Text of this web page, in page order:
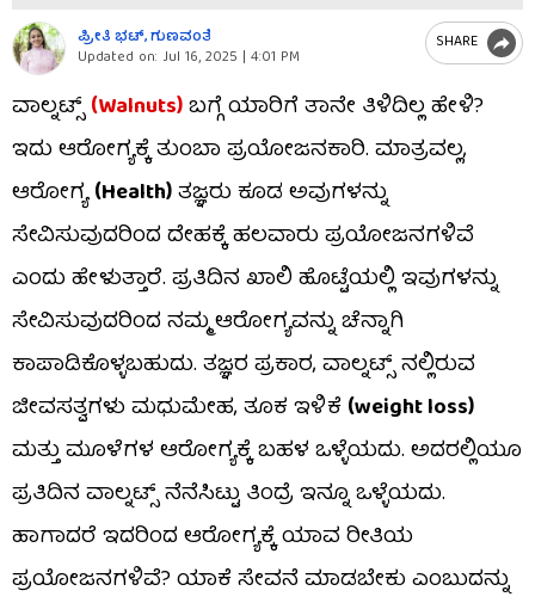
ಪ್ರೀತಿ ಭಟ್​, ಗುಣವಂತೆ
Updated on: Jul 16, 2025 | 4:01 PM
SHARE
ವಾಲ್ನಟ್ಸ್(Walnuts)ಬಗ್ಗೆ ಯಾರಿಗೆ ತಾನೇ ತಿಳಿದಿಲ್ಲ ಹೇಳಿ?
ಇದು ಆರೋಗ್ಯಕ್ಕೆ ತುಂಬಾ ಪ್ರಯೋಜನಕಾರಿ. ಮಾತ್ರವಲ್ಲ,
ಆರೋಗ್ಯ(Health)ತಜ್ಞರು ಕೂಡ ಅವುಗಳನ್ನು
ಸೇವಿಸುವುದರಿಂದ ದೇಹಕ್ಕೆ ಹಲವಾರು ಪ್ರಯೋಜನಗಳಿವೆ
ಎಂದು ಹೇಳುತ್ತಾರೆ. ಪ್ರತಿದಿನ ಖಾಲಿ ಹೊಟ್ಟೆಯಲ್ಲಿ ಇವುಗಳನ್ನು
ಸೇವಿಸುವುದರಿಂದ ನಮ್ಮ ಆರೋಗ್ಯವನ್ನು ಚೆನ್ನಾಗಿ
ಕಾಪಾಡಿಕೊಳ್ಳಬಹುದು. ತಜ್ಞರ ಪ್ರಕಾರ, ವಾಲ್ನಟ್ಸ್ ನಲ್ಲಿರುವ
ಜೀವಸತ್ವಗಳು ಮಧುಮೇಹ, ತೂಕ ಇಳಿಕೆ(weight loss)
ಮತ್ತು ಮೂಳೆಗಳ ಆರೋಗ್ಯಕ್ಕೆ ಬಹಳ ಒಳ್ಳೆಯದು. ಅದರಲ್ಲಿಯೂ
ಪ್ರತಿದಿನ ವಾಲ್ನಟ್ಸ್ ನೆನೆಸಿಟ್ಟು ತಿಂದ್ರೆ ಇನ್ನೂ ಒಳ್ಳೆಯದು.
ಹಾಗಾದರೆ ಇದರಿಂದ ಆರೋಗ್ಯಕ್ಕೆ ಯಾವ ರೀತಿಯ
ಪ್ರಯೋಜನಗಳಿವೆ? ಯಾಕೆ ಸೇವನೆ ಮಾಡಬೇಕು ಎಂಬುದನ್ನು